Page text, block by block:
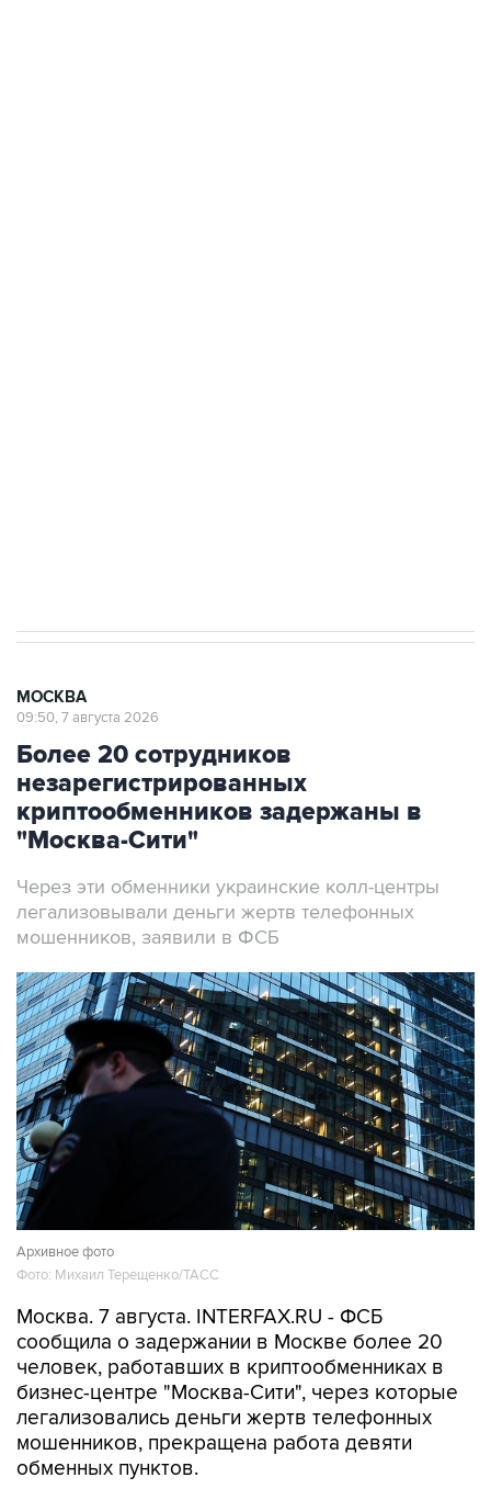
МОСКВА
09:50, 7 августа 2026
Более 20 сотрудников
незарегистрированных
криптообменников задержаны в
"Москва-Сити"
Через эти обменники украинские колл-центры
легализовывали деньги жертв телефонных
мошенников, заявили в ФСБ
Архивное фото
Фото: Михаил Терещенко/ТАСС
Москва. 7 августа. INTERFAX.RU - ФСБ
сообщила о задержании в Москве более 20
человек, работавших в криптообменниках в
бизнес-центре "Москва-Сити", через которые
легализовались деньги жертв телефонных
мошенников, прекращена работа девяти
обменных пунктов.